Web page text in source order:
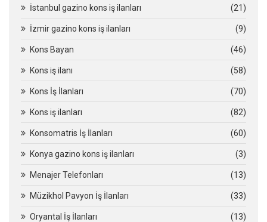
İstanbul gazino kons iş ilanları (21)
İzmir gazino kons iş ilanları (9)
Kons Bayan (46)
Kons iş ilanı (58)
Kons İş İlanları (70)
Kons iş ilanları (82)
Konsomatris İş İlanları (60)
Konya gazino kons iş ilanları (3)
Menajer Telefonları (13)
Müzikhol Pavyon İş İlanları (33)
Oryantal İş İlanları (13)